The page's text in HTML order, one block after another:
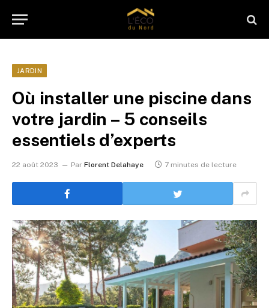
JARDIN
Où installer une piscine dans
votre jardin – 5 conseils
essentiels d’experts
22 août 2023 Par Florent Delahaye 7 minutes de lecture